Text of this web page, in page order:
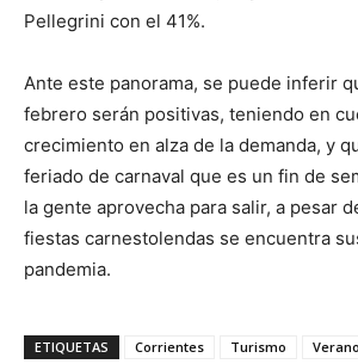
Pellegrini con el 41%.
Ante este panorama, se puede inferir
febrero serán positivas, teniendo en
crecimiento en alza de la demanda, y
feriado de carnaval que es un fin de
la gente aprovecha para salir, a pesar
fiestas carnestolendas se encuentra
pandemia.
ETIQUETAS Corrientes Turismo Verano